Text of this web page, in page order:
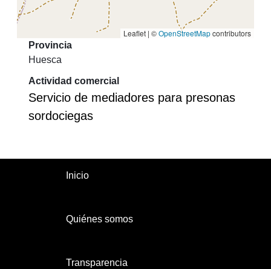
Leaflet | ©OpenStreetMapcontributors
Provincia
Huesca
Actividad comercial
Servicio de mediadores para presonas
sordociegas
Inicio
Quiénes somos
Transparencia